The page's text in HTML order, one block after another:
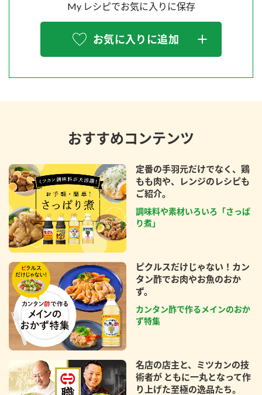
My レシピでお気に入りに保存
お気に入りに追加
おすすめコンテンツ
定番の手羽元だけでなく、鶏
もも肉や、レンジのレシピも
ご紹介。
調味料や素材いろいろ「さっぱ
り煮」
ピクルスだけじゃない！カン
タン酢でお肉やお魚のおか
ず。
カンタン酢で作るメインのおか
ず特集
名店の店主と、ミツカンの技
術者が ともに一丸となって作
り上げた至極の逸品たち。